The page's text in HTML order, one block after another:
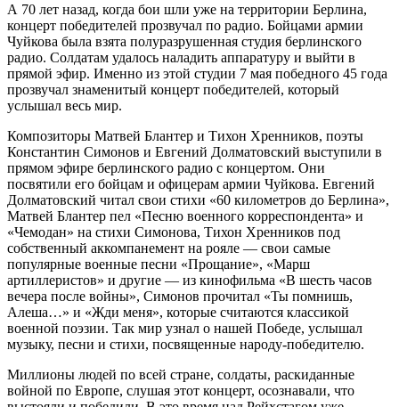
А 70 лет назад, когда бои шли уже на территории Берлина,
концерт победителей прозвучал по радио. Бойцами армии
Чуйкова была взята полуразрушенная студия берлинского
радио. Солдатам удалось наладить аппаратуру и выйти в
прямой эфир. Именно из этой студии 7 мая победного 45 года
прозвучал знаменитый концерт победителей, который
услышал весь мир.
Композиторы Матвей Блантер и Тихон Хренников, поэты
Константин Симонов и Евгений Долматовский выступили в
прямом эфире берлинского радио с концертом. Они
посвятили его бойцам и офицерам армии Чуйкова. Евгений
Долматовский читал свои стихи «60 километров до Берлина»,
Матвей Блантер пел «Песню военного корреспондента» и
«Чемодан» на стихи Симонова, Тихон Хренников под
собственный аккомпанемент на рояле — свои самые
популярные военные песни «Прощание», «Марш
артиллеристов» и другие — из кинофильма «В шесть часов
вечера после войны», Симонов прочитал «Ты помнишь,
Алеша…» и «Жди меня», которые считаются классикой
военной поэзии. Так мир узнал о нашей Победе, услышал
музыку, песни и стихи, посвященные народу-победителю.
Миллионы людей по всей стране, солдаты, раскиданные
войной по Европе, слушая этот концерт, осознавали, что